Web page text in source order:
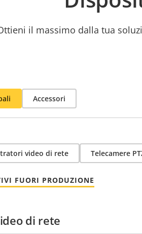
il massimo dalla tua
Accessori
video di rete Telecamere
FUORI PRODUZIONE
di rete